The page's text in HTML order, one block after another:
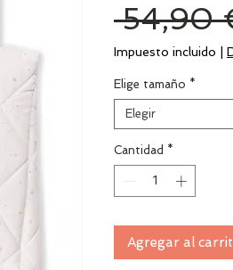
54,90
Impuesto incluido
Elige tamaño *
Elegir
Cantidad *
Agregar al